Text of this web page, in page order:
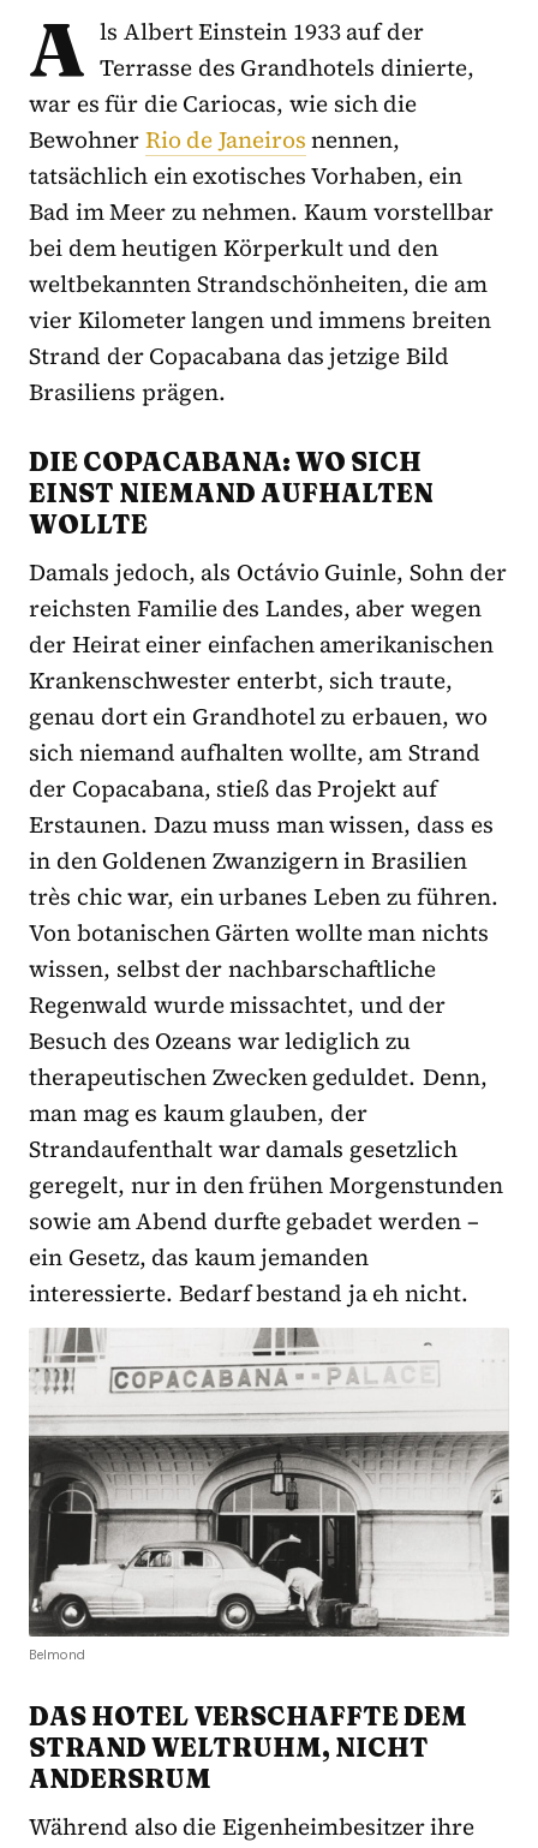
A ls Albert Einstein 1933 auf der
Terrasse des Grandhotels dinierte,
war es für die Cariocas, wie sich die
BewohnerRio de Janeirosnennen,
tatsächlich ein exotisches Vorhaben, ein
Bad im Meer zu nehmen. Kaum vorstellbar
bei dem heutigen Körperkult und den
weltbekannten Strandschönheiten, die am
vier Kilometer langen und immens breiten
Strand derCopacabana das jetzige Bild
Brasiliens prägen.
DIE COPACABANA: WO SICH
EINST NIEMAND AUFHALTEN
WOLLTE
Damals jedoch, als Octávio Guinle, Sohn der
reichsten Familie des Landes, aber wegen
der Heirat einer einfachen amerikanischen
Krankenschwester enterbt, sich traute,
genau dort ein Grandhotel zu erbauen, wo
sich niemand aufhalten wollte, am Strand
der Copacabana, stieß das Projekt auf
Erstaunen. Dazu muss man wissen, dass es
in den Goldenen Zwanzigern in Brasilien
très chic war, ein urbanes Leben zu führen.
Von botanischen Gärten wollte man nichts
wissen, selbst der nachbarschaftliche
Regenwald wurde missachtet, und der
Besuch des Ozeans war lediglich zu
therapeutischen Zwecken geduldet. Denn,
man mag es kaum glauben, der
Strandaufenthalt war damals gesetzlich
geregelt, nur in den frühen Morgenstunden
sowie am Abend durfte gebadet werden –
ein Gesetz, das kaum jemanden
interessierte. Bedarf bestand ja eh nicht.
Belmond
DAS HOTEL VERSCHAFFTE DEM
STRAND WELTRUHM, NICHT
ANDERSRUM
Während also die Eigenheimbesitzer ihre